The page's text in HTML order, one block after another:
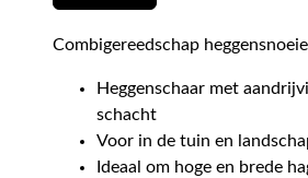
Combigereedschap
Heggenschaar met
schacht
Voor in de tuin en
Ideaal om hoge en brede